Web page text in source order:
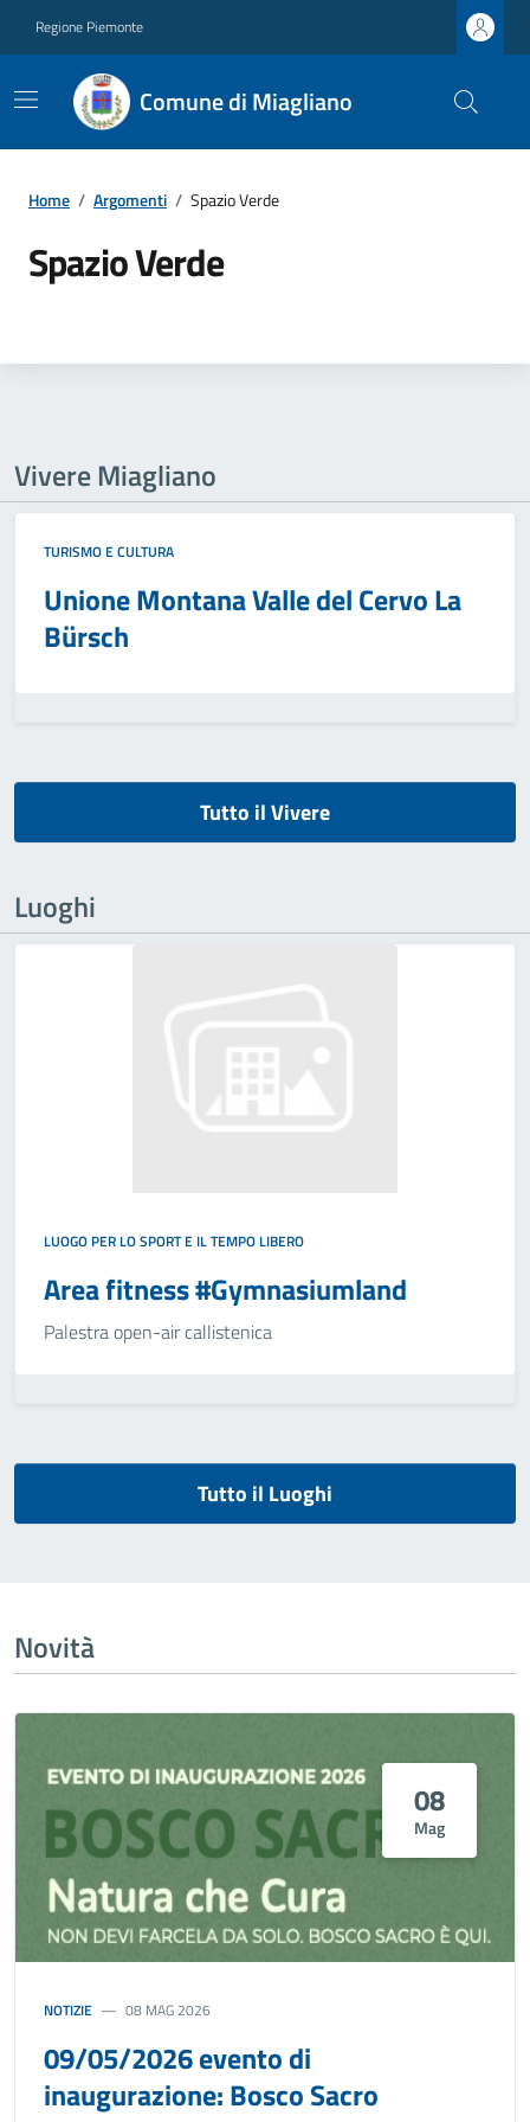
Regione Piemonte
Comune di Miagliano
Home / Argomenti / Spazio Verde
Spazio Verde
Vivere Miagliano
TURISMO E CULTURA
Unione Montana Valle del Cervo La
Bürsch
Tutto il Vivere
Luoghi
LUOGO PER LO SPORT E IL TEMPO LIBERO
Area fitness #Gymnasiumland
Palestra open-air callistenica
Tutto il Luoghi
Novità
08
Mag
NOTIZIE 08 MAG 2026
09/05/2026 evento di
inaugurazione: Bosco Sacro